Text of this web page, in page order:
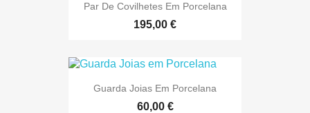
Par De Covilhetes Em Porcelana
195,00 €
Guarda Joias Em Porcelana
60,00 €